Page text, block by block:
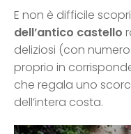
E non è difficile
dell’antico castello
deliziosi (con
proprio in
che regala uno
dell’intera costa.